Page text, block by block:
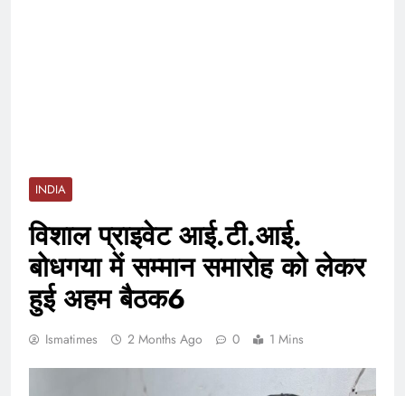
INDIA
विशाल प्राइवेट आई.टी.आई.
बोधगया में सम्मान समारोह को लेकर
हुई अहम बैठक6
Ismatimes 2 Months Ago 0 1 Mins